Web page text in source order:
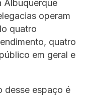
Albuquerque
operam
quatro
quatro
em geral e
desse espaço é